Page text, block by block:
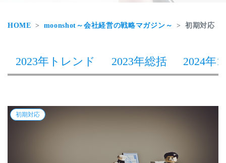
HOME moonshot～会社経営の戦略マガジン～ 初期対応
2023年トレンド 2023年総括 2024年1
初期対応